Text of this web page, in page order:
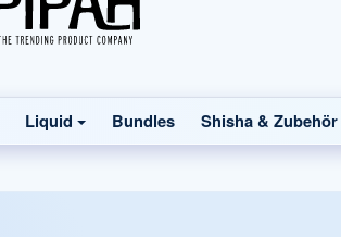
Liquid Bundles Shisha & Zubehör